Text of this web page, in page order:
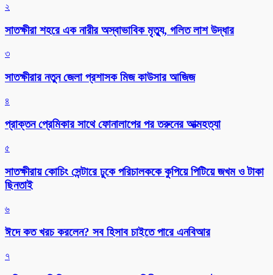
২
সাতক্ষীরা শহরে এক নারীর অস্বাভাবিক মৃত্যু, গলিত লাশ উদ্ধার
৩
সাতক্ষীরার নতুন জেলা প্রশাসক মিজ কাউসার আজিজ
৪
প্রাক্তন প্রেমিকার সাথে ফোনালাপের পর তরুনের আত্মহত্যা
৫
সাতক্ষীরায় কোচিং সেন্টারে ঢুকে পরিচালককে কুপিয়ে পিটিয়ে জখম ও টাকা
ছিনতাই
৬
ঈদে কত খরচ করলেন? সব হিসাব চাইতে পারে এনবিআর
৭